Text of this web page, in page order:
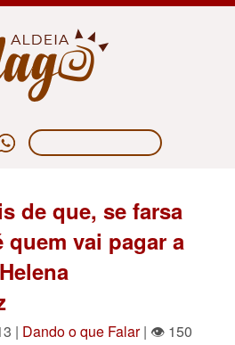
de que, se farsa
quem vai pagar a
| Dando o que Falar| 👁 150